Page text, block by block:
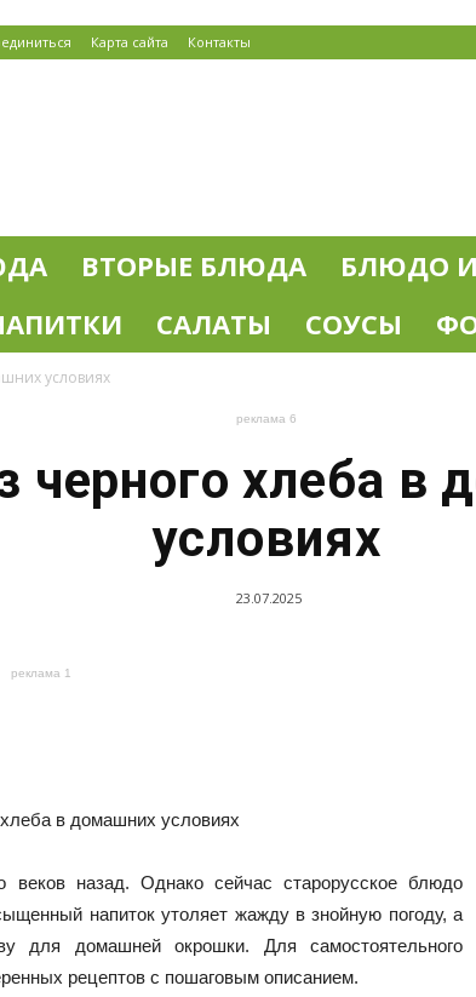
Карта сайта Контакты
ВТОРЫЕ БЛЮДА БЛЮДО
САЛАТЫ СОУСЫ
условиях
реклама 6
черного хлеба в
условиях
23.07.2025
реклама 1
назад. Однако сейчас старорусское блюдо
напиток утоляет жажду в знойную погоду, а
для домашней окрошки. Для самостоятельного
рецептов с пошаговым описанием.